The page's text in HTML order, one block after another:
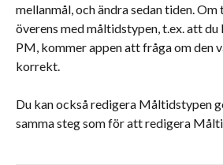
mellanmål, och ändra sedan tiden.
överens med måltidstypen, t.ex. att
PM, kommer appen att fråga om den
korrekt.
Du kan också redigera Måltidstypen
samma steg som för att redigera